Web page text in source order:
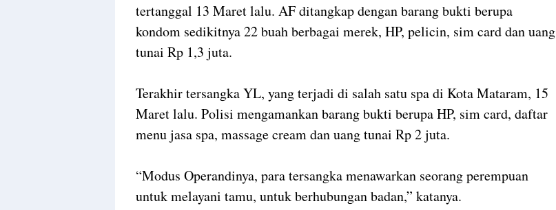
tertanggal 13 Maret lalu. AF ditangkap dengan barang bukti berupa
kondom sedikitnya 22 buah berbagai merek, HP, pelicin, sim card dan uang
tunai Rp 1,3 juta.
Terakhir tersangka YL, yang terjadi di salah satu spa di Kota Mataram, 15
Maret lalu. Polisi mengamankan barang bukti berupa HP, sim card, daftar
menu jasa spa, massage cream dan uang tunai Rp 2 juta.
“Modus Operandinya, para tersangka menawarkan seorang perempuan
untuk melayani tamu, untuk berhubungan badan,” katanya.